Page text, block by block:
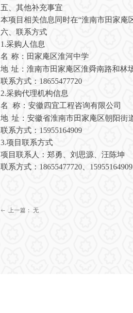
五 、其他补充事宜
本项目相关信息同时在“淮南市田家庵
六
联系方式
1.采购人信息
名 称： 田家庵区淮河中学
地 址：淮南市田家庵区淮舜南路和林
联系方式： 18655477720
2.采购代理机构信息
名
称： 安徽四宜工程咨询有限公司
地 址：安徽省淮南市田家庵区朝阳街
联系方式： 15955164909
3.项目联系方式
项目联系人： 郑勇、刘思源、 汪陈坤
联系方式 ： 18655477720 15955164909
ꂃ 上一篇： 无